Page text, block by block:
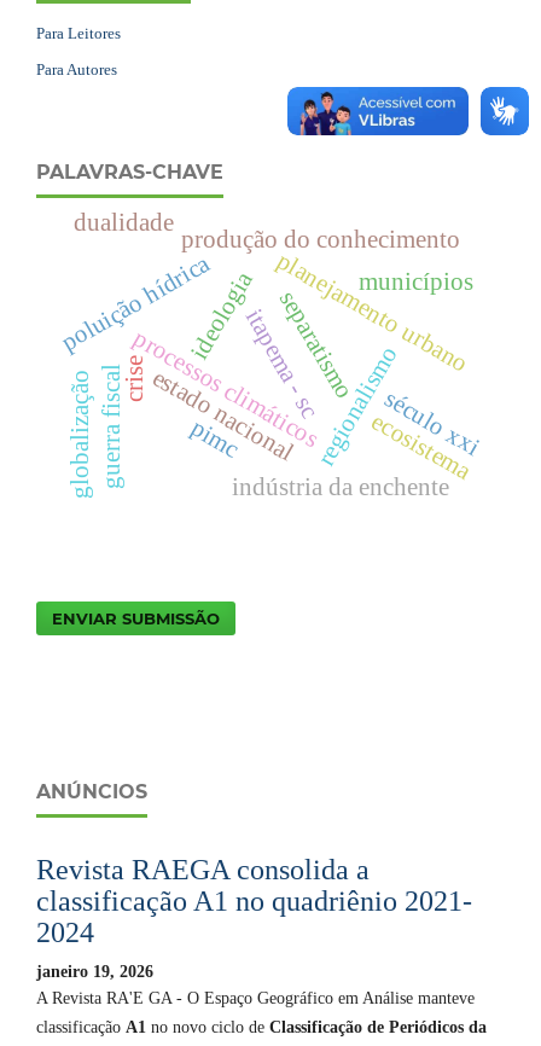
Para Leitores
Para Autores
PALAVRAS-CHAVE
planejamento urbano
ideologia
processos climáticos
poluição hídrica
produção do conhecimento
regionalismo
separatismo
crise estado nacional
guerra fiscal
itapema - sc
ecosistema
indústria da enchente
pimc
municípios
dualidade
século xxi
globalização
ENVIAR SUBMISSÃO
ANÚNCIOS
Revista RAEGA consolida a
classificação A1 no quadriênio 2021-
2024
janeiro 19, 2026
A Revista RA'E GA - O Espaço Geográfico em Análise manteve
classificação A1 no novo ciclo de Classificação de Periódicos da